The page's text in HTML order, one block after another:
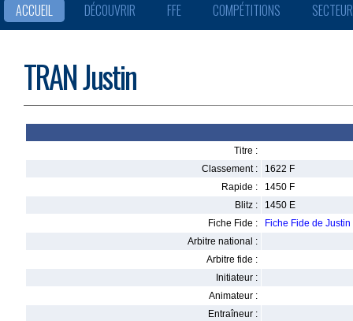
ACCUEIL DÉCOUVRIR FFE COMPÉTITIONS
TRAN Justin
Titre :
Classement :
1622 F
Rapide :
1450 F
Blitz :
1450 E
Fiche Fide :
Fiche Fide de Justin
Arbitre national :
Arbitre fide :
Initiateur :
Animateur :
Entraîneur :